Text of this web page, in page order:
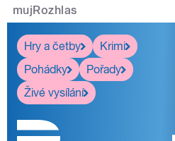
mujRozhlas
Hry a četby
Krimi
Pohádky
Pořady
Živé vysílání